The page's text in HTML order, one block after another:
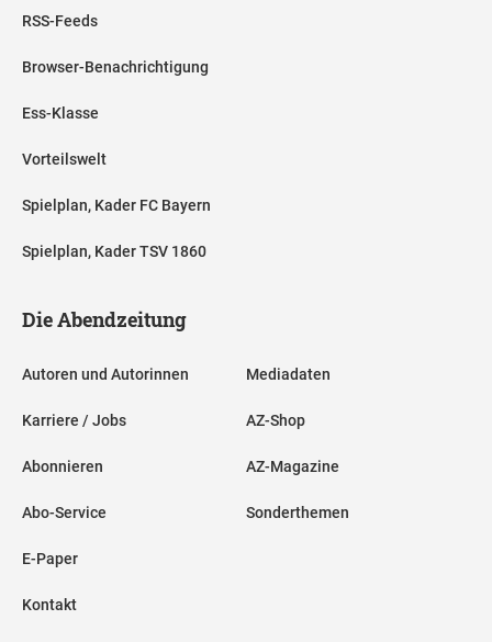
RSS-Feeds
Browser-Benachrichtigung
Ess-Klasse
Vorteilswelt
Spielplan, Kader FC Bayern
Spielplan, Kader TSV 1860
Die Abendzeitung
Autoren und Autorinnen
Karriere / Jobs
Abonnieren
Abo-Service
E-Paper
Kontakt
Mediadaten
AZ-Shop
AZ-Magazine
Sonderthemen